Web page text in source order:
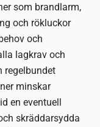
som brandlarm,
och rökluckor
och
lagkrav och
regelbundet
minskar
en eventuell
skräddarsydda